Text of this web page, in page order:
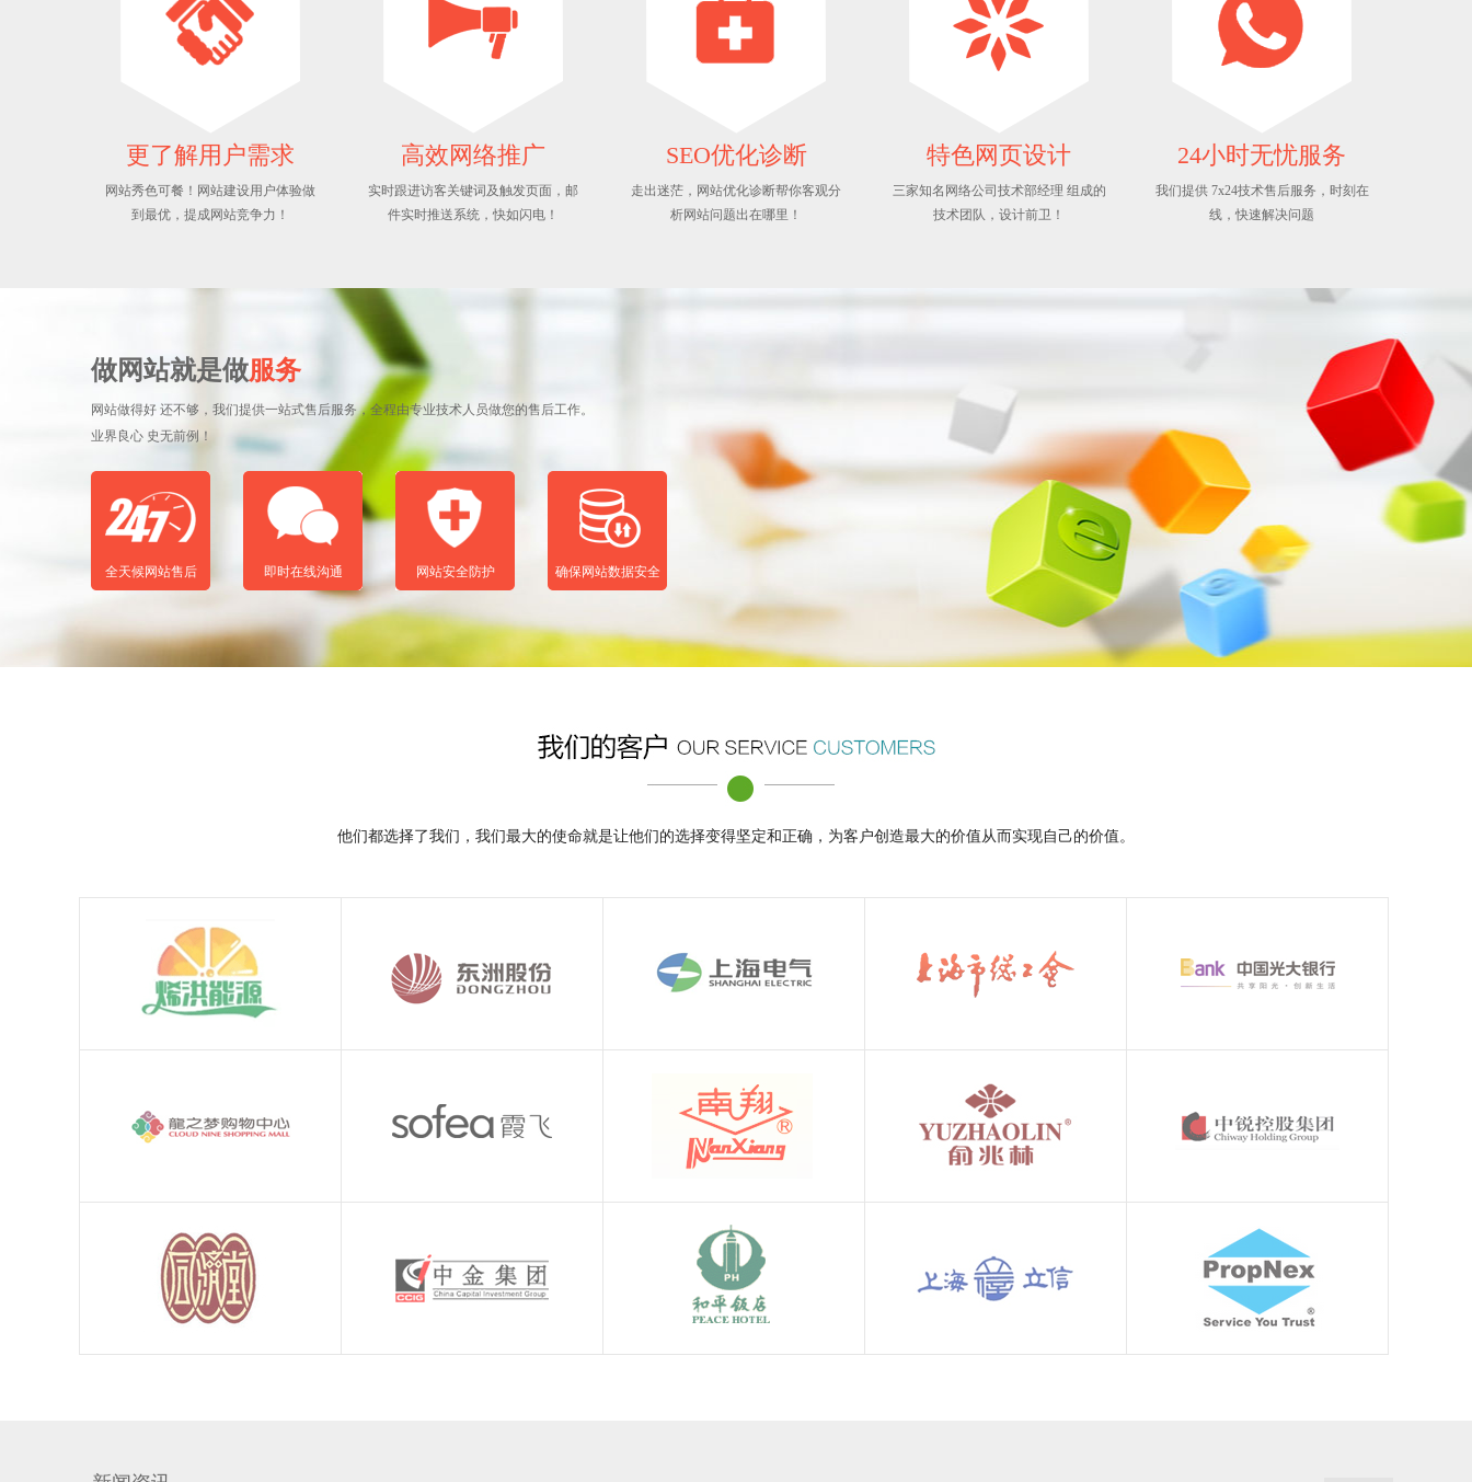
更了解用户需求
网站秀色可餐！网站建设用户体验做
到最优，提成网站竞争力！
高效网络推广
实时跟进访客关键词及触发页面，邮
件实时推送系统，快如闪电！
SEO优化诊断
走出迷茫，网站优化诊断帮你客观分
析网站问题出在哪里！
特色网页设计
三家知名网络公司技术部经理 组成的
技术团队，设计前卫！
24小时无忧服务
我们提供 7x24技术售后服务，时刻在
线，快速解决问题
做网站就是做服务
网站做得好 还不够，我们提供一站式售后服务，全程由专业技术人员做您的售后工作。
业界良心 史无前例！
全天候网站售后 即时在线沟通 网站安全防护 确保网站数据安全
他们都选择了我们，我们最大的使命就是让他们的选择变得坚定和正确，为客户创造最大的价值从而实现自己的价值。